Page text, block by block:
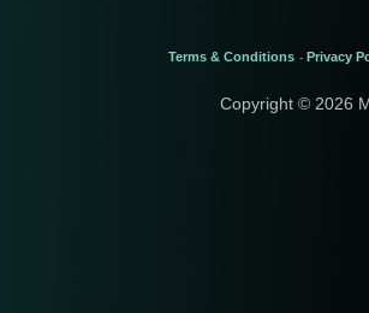
Terms & Conditions - Privacy
Copyright © 2026